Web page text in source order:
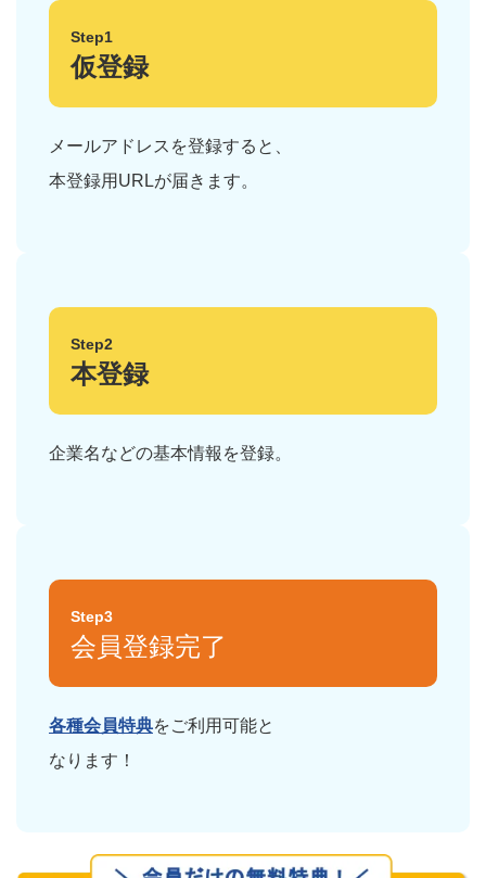
Step1
仮登録
メールアドレスを登録すると、
本登録用URLが届きます。
Step2
本登録
企業名などの基本情報を登録。
Step3
会員登録完了
各種会員特典をご利用可能と
なります！